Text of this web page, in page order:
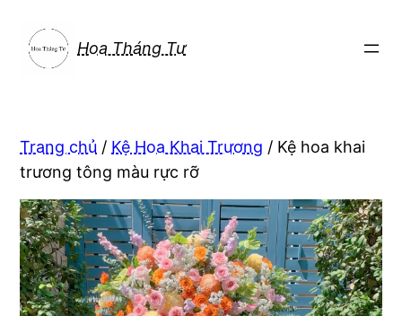
phần
Hoa Tháng Tư
Trang chủ / Kệ Hoa Khai Trương / Kệ hoa khai
trương tông màu rực rỡ